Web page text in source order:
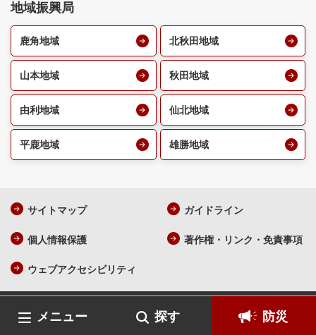
メニュー 探す 防災
地域振興局
鹿角地域 北秋田地域
山本地域 秋田地域
由利地域 仙北地域
平鹿地域 雄勝地域
サイトマップ ガイドライン
個人情報保護 著作権・リンク・免責事項
ウェブアクセシビリティ
AKITA Prefecture All Rights Reserved.
各ページの記載記事、写真
の無断転載を禁じます